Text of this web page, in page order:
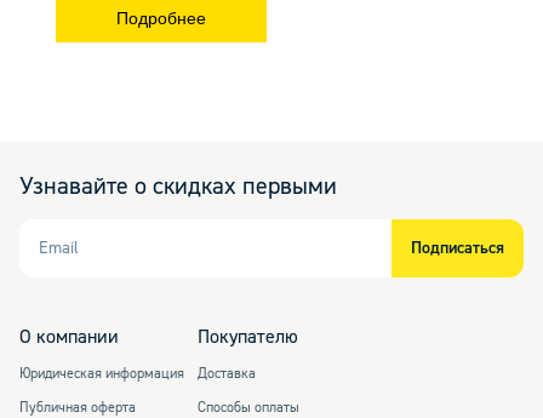
Подробнее
Узнавайте о скидках первыми
Email Подписаться
О компании
Юридическая информация
Публичная оферта
Покупателю
Доставка
Способы оплаты